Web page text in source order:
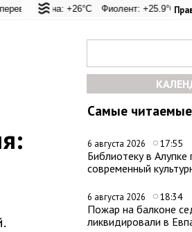
+26°C Фиолент: +25.9°C Казачья
Евпатория: +24°C Керчь: +30.6°C
Самые
6 августа 2026 17:55
Библиотеку в Алупке
современный
6 августа 2026 18:34
Пожар на балконе
ликвидировали в